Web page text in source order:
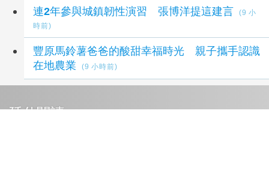
連2年參與城鎮韌性演習 張博洋提這建言
(9 小
時前)
豐原馬鈴薯爸爸的酸甜幸福時光 親子攜手認識
在地農業
(9 小時前)
延伸閱讀